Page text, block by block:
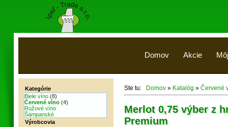
Domov Akcie
Ste tu: Domov » Katalóg » Červené
Merlot 0,75 výber z
Premium
Kategórie
Biele víno (8)
Červené víno (4)
Ružové víno
Šampanské
Výrobcovia